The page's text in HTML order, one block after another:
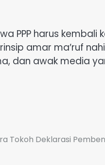
PPP harus kembali
amar ma’ruf
dan awak media
Tokoh Deklarasi